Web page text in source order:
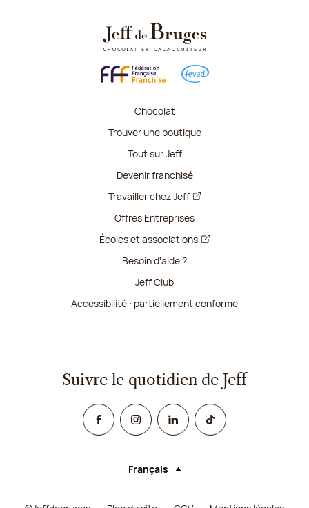
Chocolat
Trouver une boutique
Tout sur Jeff
Devenir franchisé
Travailler chez Jeff
Offres Entreprises
Écoles et associations
Besoin d'aide ?
Jeff Club
Accessibilité : partiellement conforme
Suivre le quotidien de Jeff
FacebookInstagramLinked InTikTok
Langue (sélectionner une option
Français